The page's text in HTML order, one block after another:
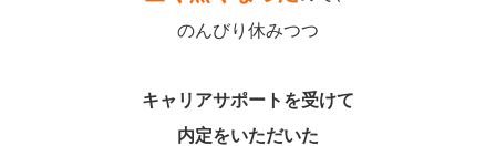
のんびり休みつつ
キャリアサポートを受けて
内定をいただいた